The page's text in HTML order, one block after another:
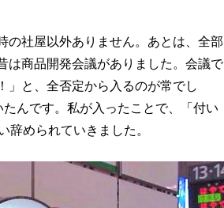
の社屋以外ありません。あとは、全部
は商品開発会議がありました。会議で
」と、全否定から入るのが常でし
んです。私が入ったことで、「付い
辞められていきました。